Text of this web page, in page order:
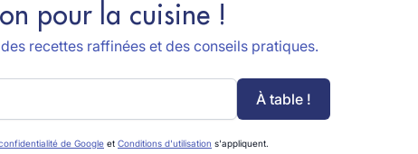
pour la cuisine !
recettes raffinées et des conseils pratiques.
À table !
de Google et Conditions d'utilisation s'appliquent.